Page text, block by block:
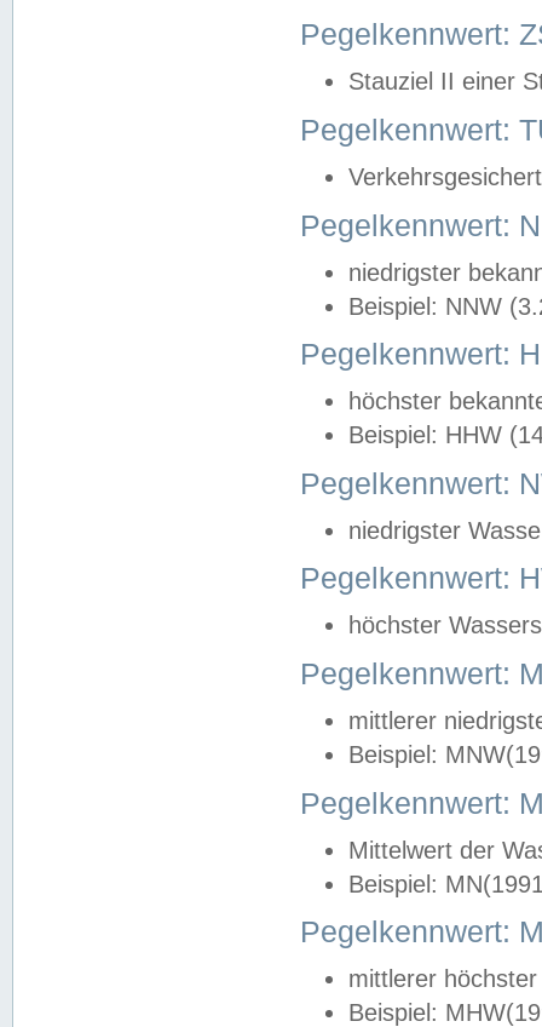
Pegelkennwert:
Stauziel II einer
Pegelkennwert:
Pegelkennwert:
niedrigster
Beispiel: NNW
Pegelkennwert:
höchster
Beispiel: HHW
Pegelkennwert:
niedrigster
Pegelkennwert:
höchster
Pegelkennwert:
mittlerer
Beispiel:
Pegelkennwert:
Mittelwert der
Beispiel:
Pegelkennwert:
mittlerer
Beispiel: